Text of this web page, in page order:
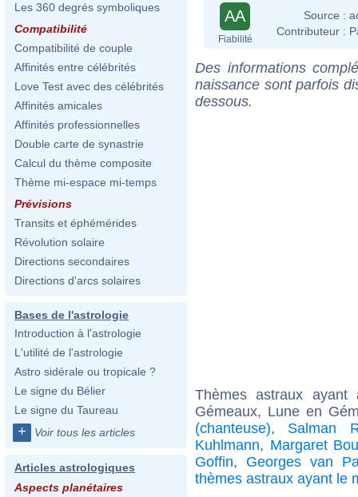
Les 360 degrés symboliques
Compatibilité
Compatibilité de couple
Affinités entre célébrités
Love Test avec des célébrités
Affinités amicales
Affinités professionnelles
Double carte de synastrie
Calcul du thème composite
Thème mi-espace mi-temps
Prévisions
Transits et éphémérides
Révolution solaire
Directions secondaires
Directions d'arcs solaires
Bases de l'astrologie
Introduction à l'astrologie
L'utilité de l'astrologie
Astro sidérale ou tropicale ?
Le signe du Bélier
Le signe du Taureau
+ Voir tous les articles
Articles astrologiques
Aspects planétaires
AA
Fiabilité
Source :
Contributeur :
Des informations
naissance sont parfois
dessous.
Thèmes astraux
Gémeaux, Lune en
(chanteuse), Salman
Kuhlmann, Margaret
Goffin, Georges van
thèmes astraux ayant le